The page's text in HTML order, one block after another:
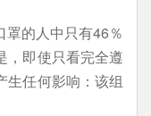
罩的人中只有46％
，即使只看完全遵
生任何影响：该组